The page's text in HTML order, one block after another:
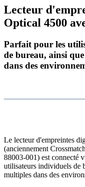
Lecteur
Optical 4500
Parfait pour les
de bureau, ainsi
dans des
Le lecteur d'empreintes
(anciennement
88003-001) est connecté
utilisateurs individuels de
multiples dans des